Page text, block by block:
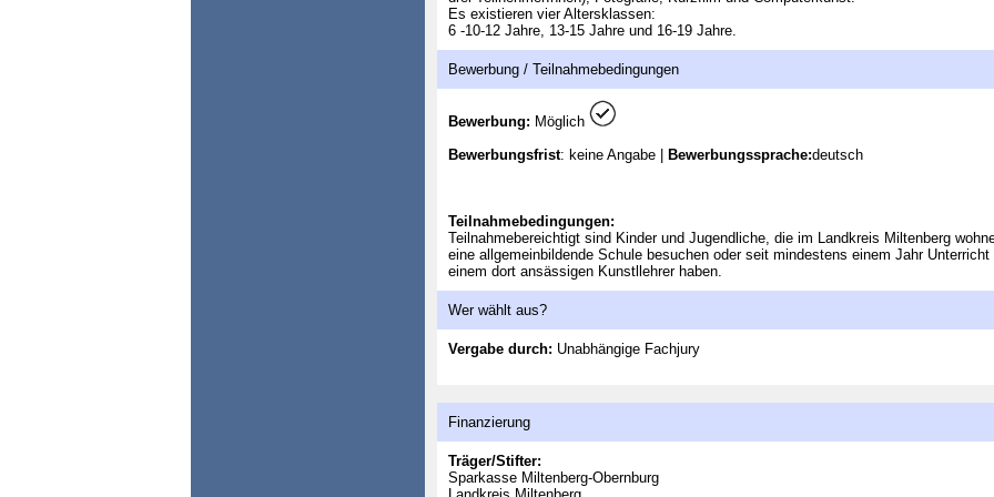
Es existieren vier Altersklassen:
6 -10-12 Jahre, 13-15 Jahre und 16-19 Jahre.
Bewerbung / Teilnahmebedingungen
Bewerbung: Möglich
Bewerbungsfrist: keine Angabe | Bewerbungssprache:deutsch
Teilnahmebedingungen:
Teilnahmebereichtigt sind Kinder und Jugendliche, die im Landkreis Miltenberg
eine allgemeinbildende Schule besuchen oder seit mindestens einem Jahr Unterricht
einem dort ansässigen Kunstllehrer haben.
Wer wählt aus?
Vergabe durch: Unabhängige Fachjury
Finanzierung
Träger/Stifter:
Sparkasse Miltenberg-Obernburg